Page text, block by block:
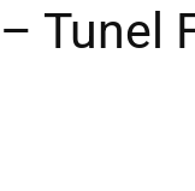
Tunel